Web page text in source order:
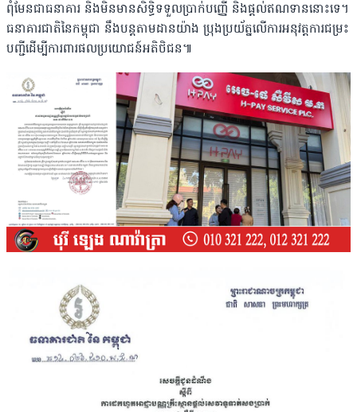
ពុំមែនជាធនាគារ និងមិនមានសិទ្ធិទទួលប្រាក់បញ្ញើ និងផ្តល់ឥណទាននោះទេ។
ធនាគារជាតិនៃកម្ពុជា នឹងបន្តតាមដានយ៉ាង ប្រុងប្រយ័ត្នលើការអនុវត្តការជម្រះ
បញ្ជីដើម្បីការពារផលប្រយោជន៍អតិថិជន៕